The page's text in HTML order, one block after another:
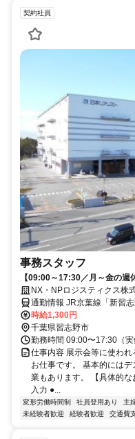
契約社員
事務スタッフ
【09:00～17:30／月～金の
NX・NPロジスティクス
志野倉庫
通勤情報 JR京葉線「新習
時給1,300円
千葉県習志野市
勤務時間 09:00〜17:30（実
仕事内容 展示会等に使わ
お仕事です。 基本的には
業もあります。 【具体的
入力 ●...
変形労働時間制 社員登用あり 主
未経験者歓迎
経験者歓迎 交通費